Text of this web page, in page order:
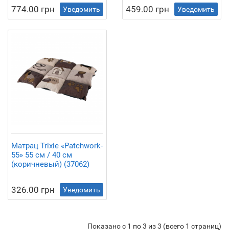
774.00 грн Уведомить 459.00 грн Уведомить
Матрац Trixie «Patchwork-
55» 55 см / 40 см
(коричневый) (37062)
326.00 грн Уведомить
Показано с 1 по 3 из 3 (всего 1 страниц)